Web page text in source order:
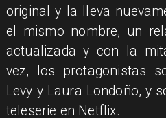
original y la lleva
el mismo nombre, un
actualizada y con la
vez, los protagonistas
Levy y Laura Londoño, y
teleserie en Netflix.